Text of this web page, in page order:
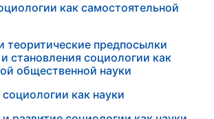
как самостоятельной
теоритические предпосылки
становления социологии как
общественной науки
как науки